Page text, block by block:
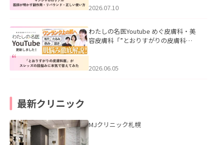
た。
2026.07.10
わたしの名医Youtube めぐ皮膚科・美
容皮膚科「”とおりすがりの皮膚科
2026.06.05
最新クリニック
MJクリニック札幌